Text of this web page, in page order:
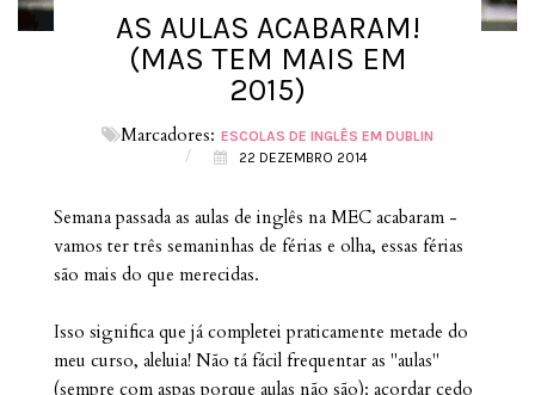
AS AULAS ACABARAM!
(MAS TEM MAIS EM
2015)
Marcadores: ESCOLAS DE INGLÊS EM DUBLIN
/ 22 DEZEMBRO 2014
Semana passada as aulas de inglês na MEC acabaram -
vamos ter três semaninhas de férias e olha, essas férias
são mais do que merecidas.
Isso significa que já completei praticamente metade do
meu curso, aleluia! Não tá fácil frequentar as "aulas"
(sempre com aspas porque aulas não são): acordar cedo